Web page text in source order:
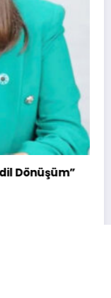
Soma Huzurevi
4 Ağustos 2026